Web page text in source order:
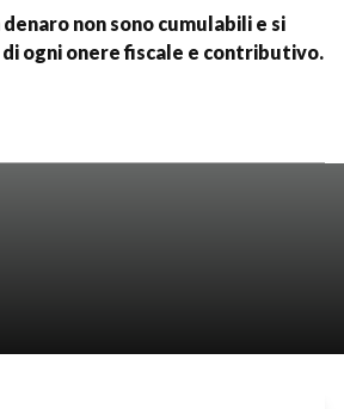
non sono cumulabili e si
ogni onere fiscale e contributivo.